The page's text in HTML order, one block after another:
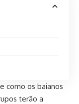
como os baianos
terão a